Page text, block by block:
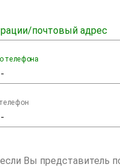
почтовый адрес
телефона
Вы представитель